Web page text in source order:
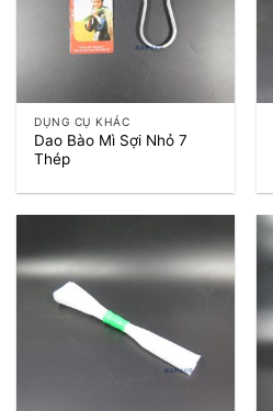
DỤNG CỤ KHÁC
Dao Bào Mì Sợi Nhỏ 7
Thép